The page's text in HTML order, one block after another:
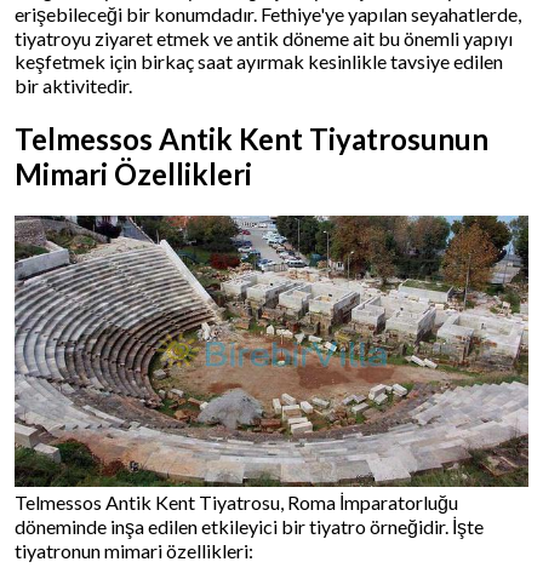
erişebileceği bir konumdadır. Fethiye'ye yapılan seyahatlerde,
tiyatroyu ziyaret etmek ve antik döneme ait bu önemli yapıyı
keşfetmek için birkaç saat ayırmak kesinlikle tavsiye edilen
bir aktivitedir.
Telmessos Antik Kent Tiyatrosunun
Mimari Özellikleri
Telmessos Antik Kent Tiyatrosu, Roma İmparatorluğu
döneminde inşa edilen etkileyici bir tiyatro örneğidir. İşte
tiyatronun mimari özellikleri: